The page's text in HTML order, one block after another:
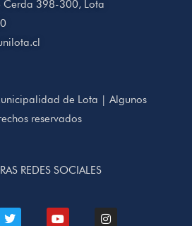
Cerda 398-300, Lota
de Lota | Algunos
reservados
REDES SOCIALES
T
Y
I